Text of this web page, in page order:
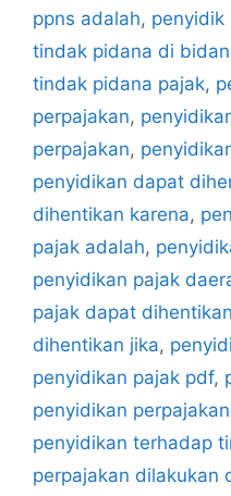
ppns adalah, penyidik
tindak pidana di
tindak pidana pajak,
perpajakan,
perpajakan,
penyidikan dapat
dihentikan karena,
pajak adalah,
penyidikan pajak
pajak dapat dihentikan
dihentikan jika,
penyidikan pajak pdf,
penyidikan perpajakan
penyidikan terhadap
perpajakan dilakukan